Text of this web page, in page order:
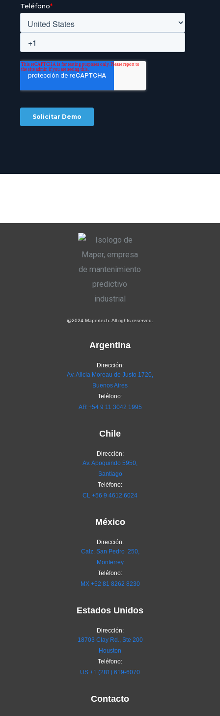
@2024 Mapertech. All rights reserved.
Argentina
Dirección:
Av. Alicia Moreau de Justo 1720,
Buenos Aires
Teléfono:
AR +54 9 11 3042 1995
Chile
Dirección:
Av. Apoquindo 5950,
Santiago
Teléfono:
CL +56 9 4612 6024
México
Dirección:
Calz. San Pedro 250,
Monterrey
Teléfono:
MX +52 81 8262 8230
Estados Unidos
Dirección:
18703 Clay Rd., Ste 200
Houston
Teléfono:
US +1 (281) 619-6070
Contacto